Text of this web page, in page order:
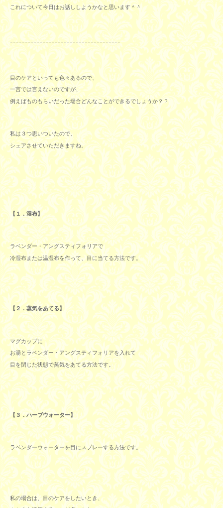
これについて今日はお話ししようかなと思います＾＾
ｰｰｰｰｰｰｰｰｰｰｰｰｰｰｰｰｰｰｰｰｰｰｰｰｰｰｰｰｰｰｰｰｰｰｰｰｰ
目のケアといっても色々あるので、
一言では言えないのですが、
例えばものもらいだった場合どんなことができるでしょうか？？
私は３つ思いついたので、
シェアさせていただきますね。
【１．湿布】
ラベンダー・アングスティフォリアで
冷湿布または温湿布を作って、目に当てる方法です。
【２．蒸気をあてる】
マグカップに
お湯とラベンダー・アングスティフォリアを入れて
目を閉じた状態で蒸気をあてる方法です。
【３．ハーブウォーター】
ラベンダーウォーターを目にスプレーする方法です。
私の場合は、目のケアをしたいとき、